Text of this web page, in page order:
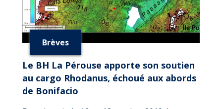
Brèves
Le BH La Pérouse apporte son soutien
au cargo Rhodanus, échoué aux abords
de Bonifacio